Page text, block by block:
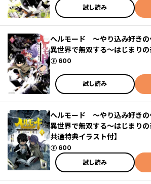
試し読み
ヘルモード ～やり込み好きの
異世界で無双する～はじまりの
600
ポイント
試し読み
ヘルモード ～やり込み好きの
異世界で無双する～はじまり
共通特典イラスト付】
600
ポイント
試し読み